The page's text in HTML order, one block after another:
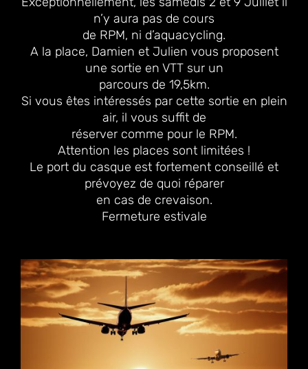
n’y aura pas de cours
de RPM, ni d’aquacycling.
A la place, Damien et Julien vous proposent
une sortie en VTT sur un
parcours de 19,5km.
Si vous êtes intéressés par cette sortie en plein
air, il vous suffit de
réserver comme pour le RPM.
Attention les places sont limitées !
Le port du casque est fortement conseillé et
prévoyez de quoi réparer
en cas de crevaison.
Fermeture estivale